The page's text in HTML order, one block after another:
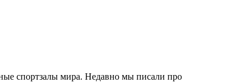
спортзалы мира. Недавно мы писали про